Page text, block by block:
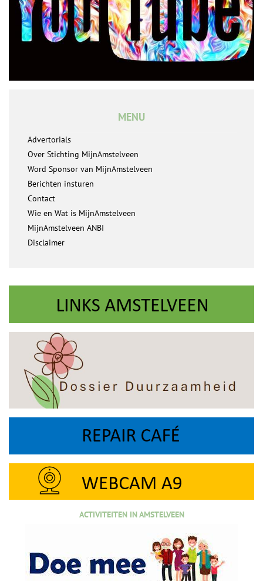
MENU
Advertorials
Over Stichting MijnAmstelveen
Word Sponsor van MijnAmstelveen
Berichten insturen
Contact
Wie en Wat is MijnAmstelveen
MijnAmstelveen ANBI
Disclaimer
ACTIVITEITEN IN AMSTELVEEN